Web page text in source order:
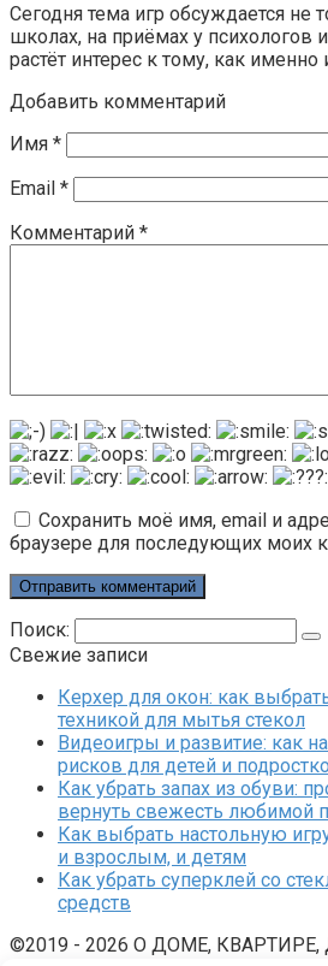
Сегодня тема игр обсуждается не
школах, на приёмах у психологов
растёт интерес к тому, как именно
Добавить комментарий
Имя *
Email *
Комментарий *
Сохранить моё имя, email и
браузере для последующих моих
Поиск:
Свежие записи
Керхер для окон: как
техникой для мытья стекол
Видеоигры и развитие: как
рисков для детей и
Как убрать запах из обуви:
вернуть свежесть любимой
Как выбрать настольную
и взрослым, и детям
Как убрать суперклей со
средств
©2019 - 2026 О ДОМЕ, КВАРТИРЕ,